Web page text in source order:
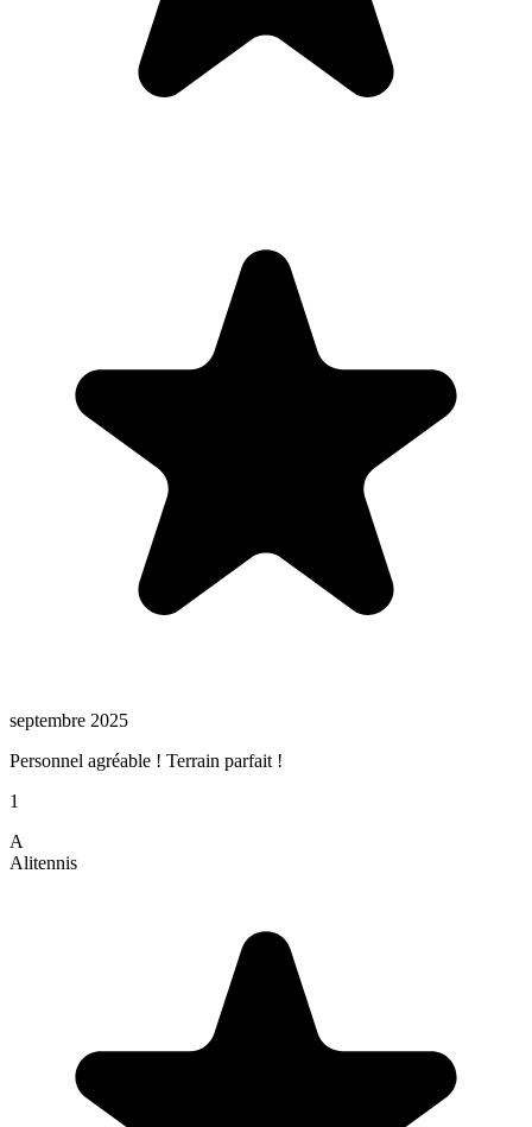
septembre 2025
Personnel agréable ! Terrain parfait !
1
A
Alitennis